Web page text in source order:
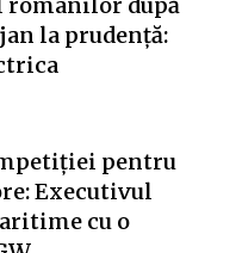
românilor după
la prudență:
pentru
Executivul
cu o